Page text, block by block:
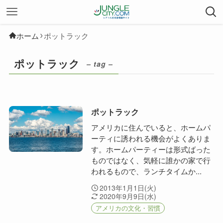
ホーム ポットラック
ポットラック – tag –
ポットラック
アメリカに住んでいると、ホームパ
ーティに誘われる機会がよくありま
す。ホームパーティーは形式ばった
ものではなく、気軽に誰かの家で行
われるもので、ランチタイムか...
2013年1月1日(火)
2020年9月9日(水)
アメリカの文化・習慣